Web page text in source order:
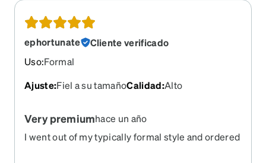
ephortunate
Cliente verificado
Uso:Formal
Ajuste:Fiel a su tamañoCalidad:Alto
Very premiumhace un año
I went out of my typically formal style and ordered